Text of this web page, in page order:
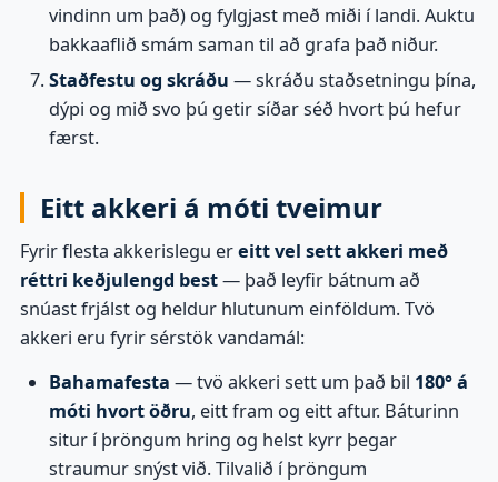
vindinn um það) og fylgjast með miði í landi. Auktu
bakkaaflið smám saman til að grafa það niður.
Staðfestu og skráðu — skráðu staðsetningu þína,
dýpi og mið svo þú getir síðar séð hvort þú hefur
færst.
Eitt akkeri á móti tveimur
Fyrir flesta akkerislegu ereitt vel sett akkeri með
réttri keðjulengd best— það leyfir bátnum að
snúast frjálst og heldur hlutunum einföldum. Tvö
akkeri eru fyrir sérstök vandamál:
Bahamafesta — tvö akkeri sett um það bil 180° á
móti hvort öðru, eitt fram og eitt aftur. Báturinn
situr í þröngum hring og helst kyrr þegar
straumur snýst við. Tilvalið í þröngum